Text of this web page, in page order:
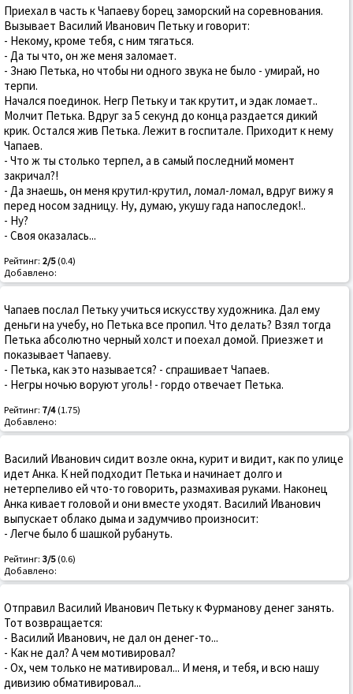
Приехал в часть к Чапаеву борец заморский на соревнования.
Вызывает Василий Иванович Петьку и говорит:
- Некому, кроме тебя, с ним тягаться.
- Да ты что, он же меня заломает.
- Знаю Петька, но чтобы ни одного звука не было - умирай, но
терпи.
Начался поединок. Негр Петьку и так крутит, и эдак ломает..
Молчит Петька. Вдруг за 5 секунд до конца раздается дикий
крик. Остался жив Петька. Лежит в госпитале. Приходит к нему
Чапаев.
- Что ж ты столько терпел, а в самый последний момент
закричал?!
- Да знаешь, он меня крутил-крутил, ломал-ломал, вдруг вижу я
перед носом задницу. Ну, думаю, укушу гада напоследок!..
- Ну?
- Своя оказалась...
Рейтинг: 2/5(0.4)
Добавлено:
Чапаев послал Петьку учиться искусству художника. Дал ему
деньги на учебу, но Петька все пропил. Что делать? Взял тогда
Петька абсолютно черный холст и поехал домой. Приезжет и
показывает Чапаеву.
- Петька, как это называется? - спрашивает Чапаев.
- Негры ночью воруют уголь! - гордо отвечает Петька.
Рейтинг: 7/4(1.75)
Добавлено:
Василий Иванович сидит возле окна, курит и видит, как по улице
идет Анка. К ней подходит Петька и начинает долго и
нетерпеливо ей что-то говорить, размахивая руками. Наконец
Анка кивает головой и они вместе уходят. Василий Иванович
выпускает облако дыма и задумчиво произносит:
- Легче было б шашкой рубануть.
Рейтинг: 3/5(0.6)
Добавлено:
Отправил Василий Иванович Петьку к Фурманову денег занять.
Тот возвращается:
- Василий Иванович, не дал он денег-то...
- Как не дал? А чем мотивировал?
- Ох, чем только не мативировал... И меня, и тебя, и всю нашу
дивизию обмативировал...